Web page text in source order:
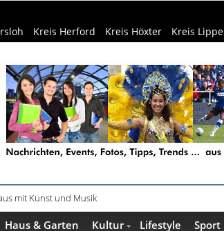
Kreis Herford Kreis Höxter Kreis Lippe
mit Kunst und Musik
– Revision startet in Heepen und Sennestadt
Haus & Garten Kultur Lifestyle Sport